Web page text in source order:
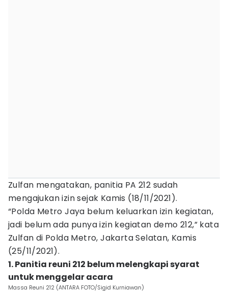
Zulfan mengatakan, panitia PA 212 sudah
mengajukan izin sejak Kamis (18/11/2021).
“Polda Metro Jaya belum keluarkan izin kegiatan,
jadi belum ada punya izin kegiatan demo 212,” kata
Zulfan di Polda Metro, Jakarta Selatan, Kamis
(25/11/2021).
1. Panitia reuni 212 belum melengkapi syarat
untuk menggelar acara
Massa Reuni 212 (ANTARA FOTO/Sigid Kurniawan)